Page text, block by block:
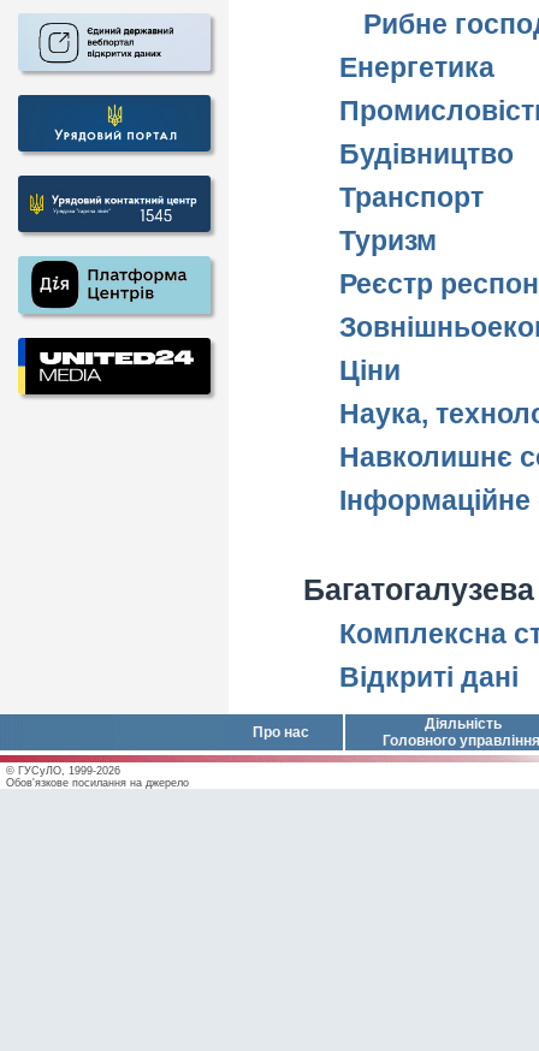
Рибне
Енергетика
Будівництво
Транспорт
Туризм
Реєстр
Ціни
Наука,
Навколишнє
Інформаційне
Комплексна
Відкриті дані
Про нас
Діяльність
Головного управління
© ГУСуЛО, 1999-2026
Обов'язкове посилання на джерело